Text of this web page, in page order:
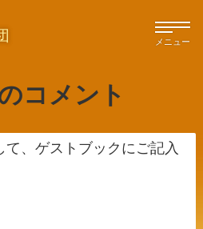
メニュー
コメント